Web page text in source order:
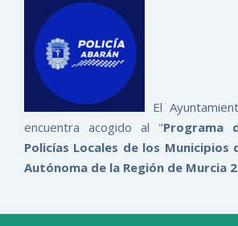
El
encuentra acogido al "Programa
Policías Locales de los Municipios
Autónoma de la Región de Murcia